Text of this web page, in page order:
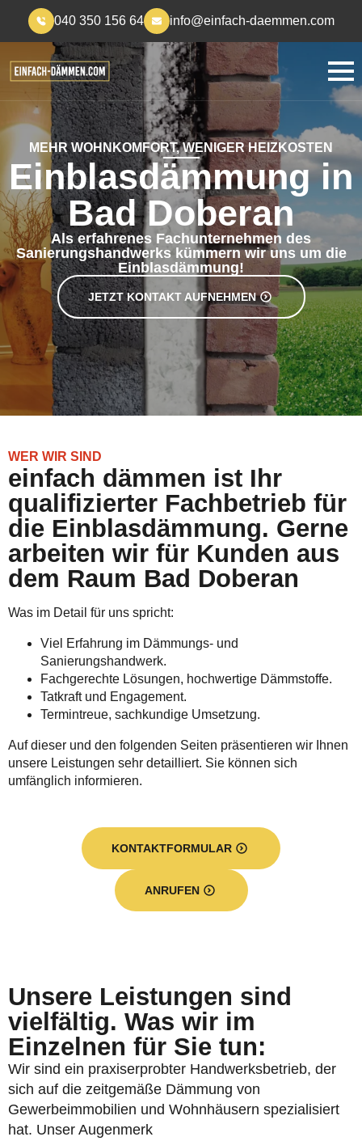
040 350 156 64 info@einfach-daemmen.com
MEHR WOHNKOMFORT, WENIGER HEIZKOSTEN
Einblasdämmung in
Bad Doberan
Als erfahrenes Fachunternehmen des
Sanierungshandwerks kümmern wir uns um die
Einblasdämmung!
JETZT KONTAKT AUFNEHMEN
WER WIR SIND
einfach dämmen ist Ihr
qualifizierter Fachbetrieb für
die Einblasdämmung. Gerne
arbeiten wir für Kunden aus
dem Raum Bad Doberan
Was im Detail für uns spricht:
Viel Erfahrung im Dämmungs- und
Sanierungshandwerk.
Fachgerechte Lösungen, hochwertige Dämmstoffe.
Tatkraft und Engagement.
Termintreue, sachkundige Umsetzung.
Auf dieser und den folgenden Seiten präsentieren wir Ihnen
unsere Leistungen sehr detailliert. Sie können sich
umfänglich informieren.
KONTAKTFORMULAR
ANRUFEN
Unsere Leistungen sind
vielfältig. Was wir im
Einzelnen für Sie tun:
Wir sind ein praxiserprobter Handwerksbetrieb, der
sich auf die zeitgemäße Dämmung von
Gewerbeimmobilien und Wohnhäusern spezialisiert
hat. Unser Augenmerk